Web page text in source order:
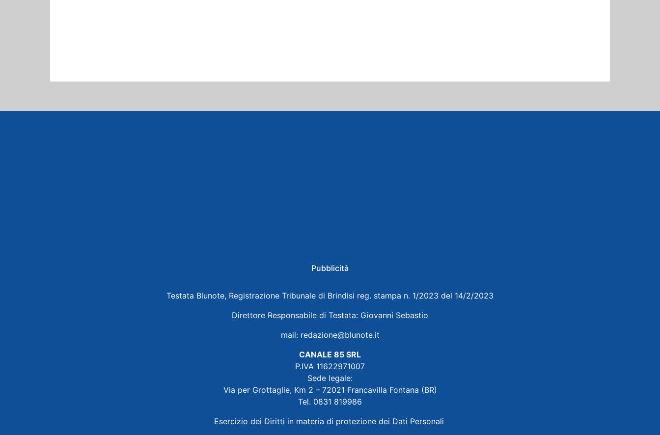
Pubblicità
Testata Blunote, Registrazione Tribunale di Brindisi reg. stampa n. 1/2023 del 14/2/2023
Direttore Responsabile di Testata: Giovanni Sebastio
mail: redazione@blunote.it
CANALE 85 SRL
P.IVA 11622971007
Sede legale:
Via per Grottaglie, Km 2 – 72021 Francavilla Fontana (BR)
Tel. 0831 819986
Esercizio dei Diritti in materia di protezione dei Dati Personali